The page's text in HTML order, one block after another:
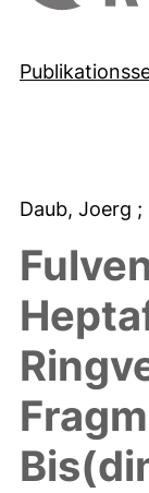
Daub, Joerg ;